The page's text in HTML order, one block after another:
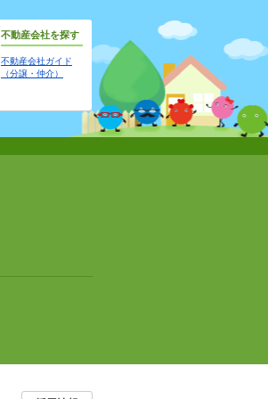
不動産会社を探す
不動産会社ガイド
（分譲・仲介）